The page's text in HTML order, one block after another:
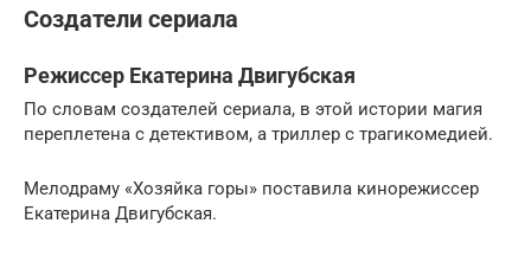
Создатели сериала
Режиссер Екатерина Двигубская
По словам создателей сериала, в этой истории магия
переплетена с детективом, а триллер с трагикомедией.
Мелодраму «Хозяйка горы» поставила кинорежиссер
Екатерина Двигубская.